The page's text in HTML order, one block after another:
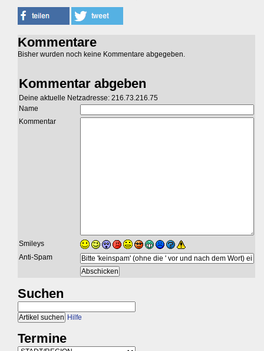
Kommentare
Bisher wurden noch keine Kommentare abgegeben.
Kommentar abgeben
Deine aktuelle Netzadresse: 216.73.216.75
Name
Kommentar
Smileys
Anti-Spam
Suchen
Hilfe
Termine